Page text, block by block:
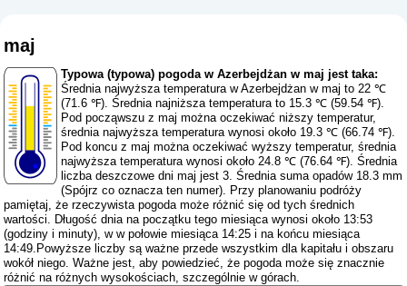
maj
Typowa (typowa) pogoda w Azerbejdżan w maj jest taka:
Średnia najwyższa temperatura w Azerbejdżan w maj to 22 ℃
(71.6 ℉). Średnia najniższa temperatura to 15.3 ℃ (59.54 ℉).
Pod począwszu z maj można oczekiwać niższy temperatur,
średnia najwyższa temperatura wynosi około 19.3 ℃ (66.74 ℉).
Pod koncu z maj można oczekiwać wyższy temperatur, średnia
najwyższa temperatura wynosi około 24.8 ℃ (76.64 ℉). Średnia
liczba deszczowe dni maj jest 3. Średnia suma opadów 18.3 mm
(Spójrz co oznacza ten numer). Przy planowaniu podróży
pamiętaj, że rzeczywista pogoda może różnić się od tych średnich
wartości. Długość dnia na początku tego miesiąca wynosi około 13:53
(godziny i minuty), w w połowie miesiąca 14:25 i na końcu miesiąca
14:49.Powyższe liczby są ważne przede wszystkim dla kapitału i obszaru
wokół niego. Ważne jest, aby powiedzieć, że pogoda może się znacznie
różnić na różnych wysokościach, szczególnie w górach.